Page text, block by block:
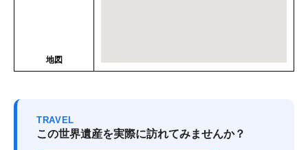
地図
TRAVEL
この世界遺産を実際に訪れてみませんか？